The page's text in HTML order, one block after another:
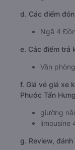
d. Các điểm
Ngã 4
e. Các điểm trả
Văn
f. Giá vé giá xe
Phước Tấn
giường
limousine
g. Review,